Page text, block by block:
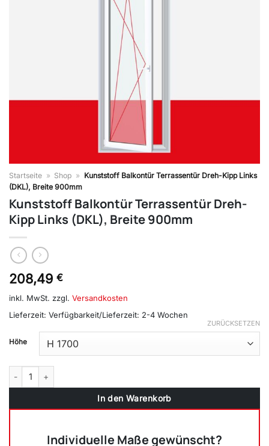
Startseite » Shop » Kunststoff Balkontür Terrassentür Dreh-Kipp Links
(DKL), Breite 900mm
Kunststoff Balkontür Terrassentür Dreh-
Kipp Links (DKL), Breite 900mm
208,49 €
inkl. MwSt. zzgl. Versandkosten
Lieferzeit: Verfügbarkeit/Lieferzeit: 2-4 Wochen
Höhe
ZURÜCKSETZEN
Kunststoff Balkontür Terrassentür Dreh-Kipp Links (DKL), Breite
In den Warenkorb
Individuelle Maße gewünscht?